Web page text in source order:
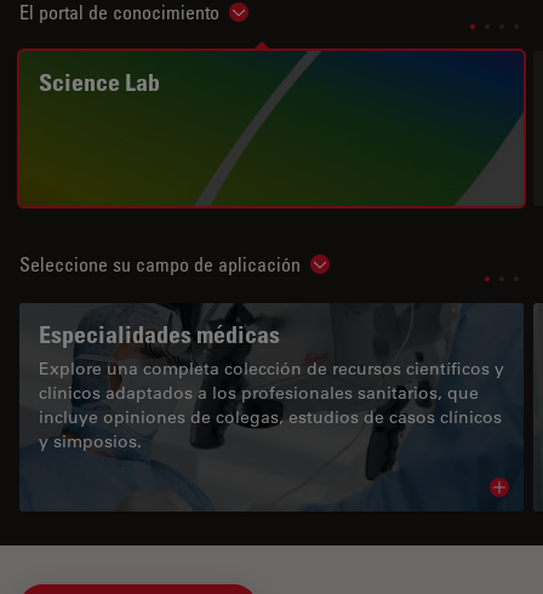
El portal de conocimiento Show subnavigation
Science Lab
Seleccione su campo de aplicación Show subnavigation
Especialidades médicas
Explore una completa colección de recursos científicos y
clínicos adaptados a los profesionales sanitarios, que
incluye opiniones de colegas, estudios de casos clínicos
y simposios.